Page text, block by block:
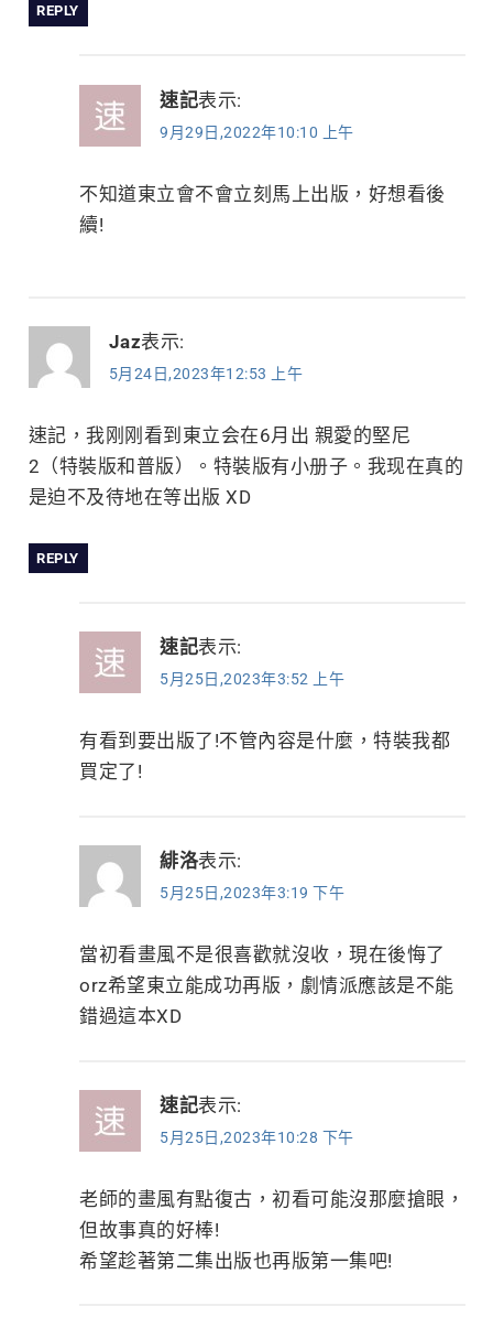
REPLY
速記表示:
9月29日,2022年10:10 上午
不知道東立會不會立刻馬上出版，好想看後
續!
Jaz表示:
5月24日,2023年12:53 上午
速記，我刚刚看到東立会在6月出 親愛的堅尼
2（特裝版和普版）。特裝版有小册子。我现在真的
是迫不及待地在等出版 XD
REPLY
速記表示:
5月25日,2023年3:52 上午
有看到要出版了!不管內容是什麼，特裝我都
買定了!
緋洛表示:
5月25日,2023年3:19 下午
當初看畫風不是很喜歡就沒收，現在後悔了
orz希望東立能成功再版，劇情派應該是不能
錯過這本XD
速記表示:
5月25日,2023年10:28 下午
老師的畫風有點復古，初看可能沒那麼搶眼，
但故事真的好棒!
希望趁著第二集出版也再版第一集吧!